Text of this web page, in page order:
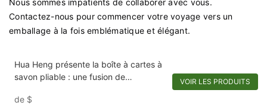
Nous sommes impatients de collaborer avec vous.
Contactez-nous pour commencer votre voyage vers un
emballage à la fois emblématique et élégant.
Hua Heng présente la boîte à cartes à
savon pliable : une fusion de
de $
VOIR LES PRODUITS